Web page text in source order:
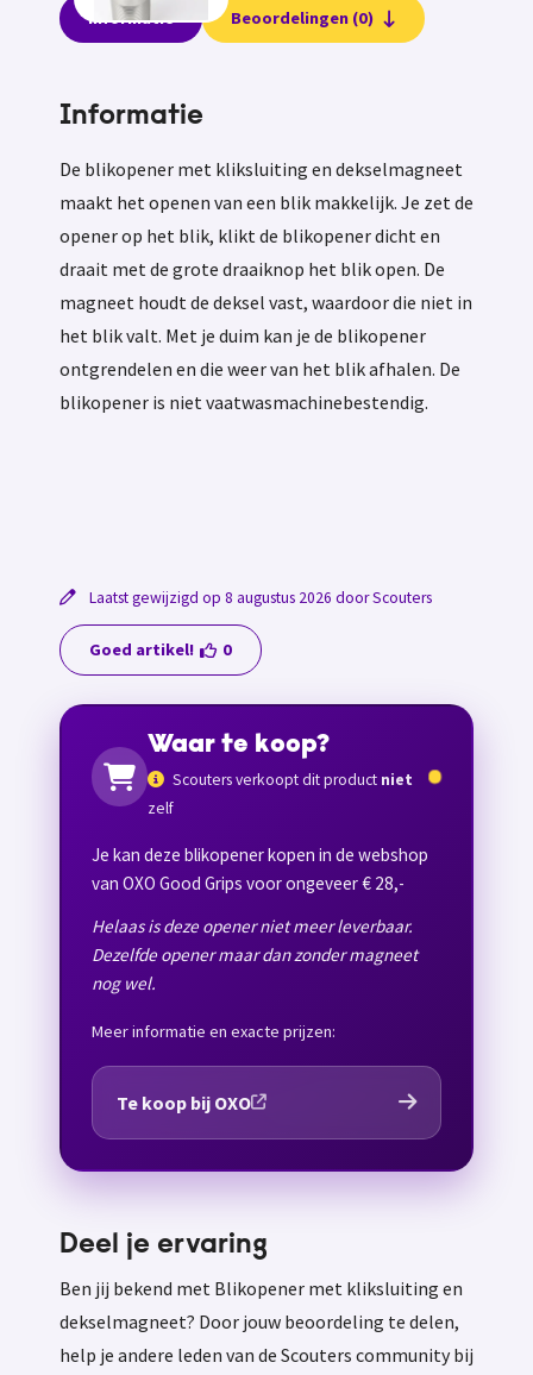
Informatie Beoordelingen (0)
Informatie
De blikopener met kliksluiting en dekselmagneet
maakt het openen van een blik makkelijk. Je zet de
opener op het blik, klikt de blikopener dicht en
draait met de grote draaiknop het blik open. De
magneet houdt de deksel vast, waardoor die niet in
het blik valt. Met je duim kan je de blikopener
ontgrendelen en die weer van het blik afhalen. De
blikopener is niet vaatwasmachinebestendig.
Laatst gewijzigd op 8 augustus 2026 door Scouters
Goed artikel! 0
Waar te koop?
Scouters verkoopt dit product niet
zelf
Je kan deze blikopener kopen in de webshop
van OXO Good Grips voor ongeveer € 28,-
Helaas is deze opener niet meer leverbaar.
Dezelfde opener maar dan zonder magneet
nog wel.
Meer informatie en exacte prijzen:
Te koop bij OXO
Deel je ervaring
Ben jij bekend met Blikopener met kliksluiting en
dekselmagneet? Door jouw beoordeling te delen,
help je andere leden van de Scouters community bij